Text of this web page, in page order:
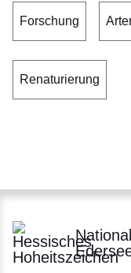
Forschung
Renaturierung